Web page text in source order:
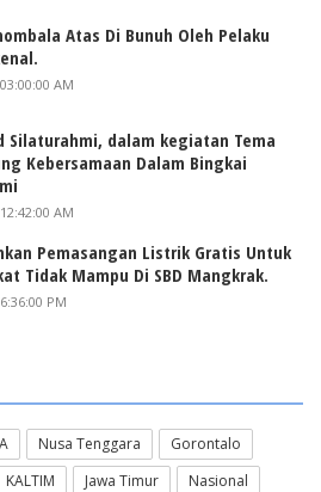
Atas Di Bunuh Oleh Pelaku
AM
Silaturahmi, dalam kegiatan Tema
Kebersamaan Dalam Bingkai
AM
Pemasangan Listrik Gratis Untuk
Tidak Mampu Di SBD Mangkrak.
PM
Nusa Tenggara
Gorontalo
KALTIM Jawa Timur
Nasional